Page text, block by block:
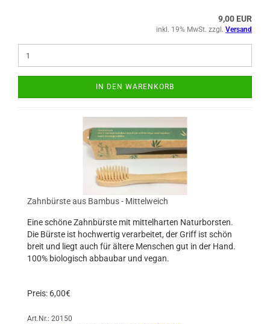
9,00 EUR
inkl. 19% MwSt. zzgl. Versand
IN DEN WARENKORB
Zahnbürste aus Bambus - Mittelweich
Eine schöne Zahnbürste mit mittelharten Naturborsten.
Die Bürste ist hochwertig verarbeitet, der Griff ist schön
breit und liegt auch für ältere Menschen gut in der Hand.
100% biologisch abbaubar und vegan.
Preis: 6,00€
Art.Nr.: 20150